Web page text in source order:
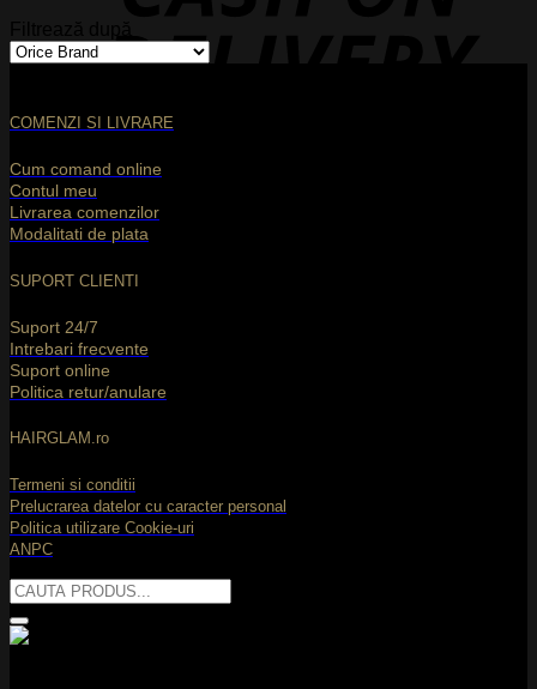
COMENZI SI LIVRARE
Cum comand online
Contul meu
Livrarea comenzilor
Modalitati de plata
SUPORT CLIENTI
Suport 24/7
Intrebari frecvente
Suport online
Politica retur/anulare
HAIRGLAM.ro
Termeni si conditii
Prelucrarea datelor cu caracter personal
Politica utilizare Cookie-uri
ANPC
Caută
după: